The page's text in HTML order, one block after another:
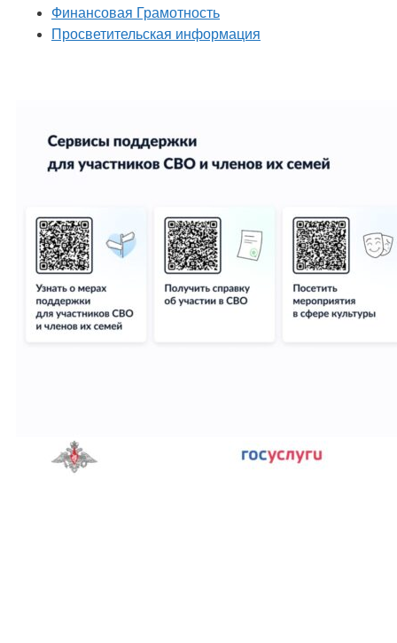
Финансовая Грамотность
Просветительская информация